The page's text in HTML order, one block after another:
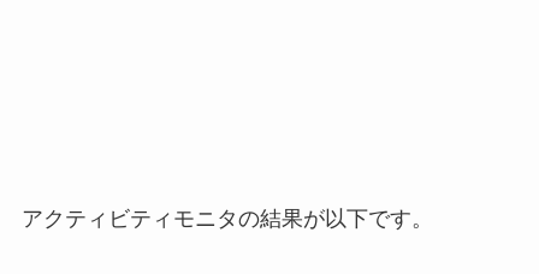
アクティビティモニタの結果が以下です。